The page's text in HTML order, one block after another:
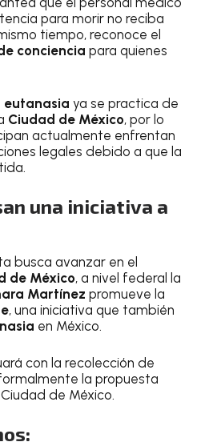
para morir no reciba
tiempo, reconoce el
conciencia para quienes
eutanasia ya se practica de
Ciudad de México, por lo
actualmente enfrentan
legales debido a que la
una iniciativa a
busca avanzar en el
de México, a nivel federal la
Martínez promueve la
, una iniciativa que también
en México.
con la recolección de
la propuesta
de México.